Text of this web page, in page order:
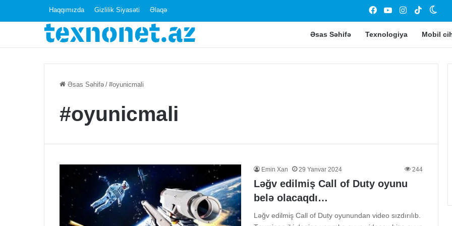
Haqqımızda Gizlilik Siyasəti Əlaqə Facebook
YouTubeInstagram
TikTok
Əsas Səhifə Texnologiya Mobil
Əsas Səhifə / #oyunicmali
#oyunicmali
Emin Xan 29 Yanvar 2024 244
Ləğv edilmiş Call of Duty oyunu
belə olacaqdı…
Ləğv edilmiş Call of Duty oyunundan video sızdırılıb.
Texnologiyası
Videolara AMD FSR
Texnologiyası gəlir!
sahib
ola
bilər.
3 Mart 2024
bənzər performansa sahib ola
bilər.